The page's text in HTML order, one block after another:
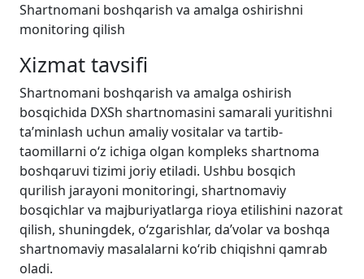
Shartnomani boshqarish va amalga oshirishni
monitoring qilish
Xizmat tavsifi
Shartnomani boshqarish va amalga oshirish
bosqichida DXSh shartnomasini samarali yuritishni
ta’minlash uchun amaliy vositalar va tartib-
taomillarni o‘z ichiga olgan kompleks shartnoma
boshqaruvi tizimi joriy etiladi. Ushbu bosqich
qurilish jarayoni monitoringi, shartnomaviy
bosqichlar va majburiyatlarga rioya etilishini nazorat
qilish, shuningdek, o‘zgarishlar, da’volar va boshqa
shartnomaviy masalalarni ko‘rib chiqishni qamrab
oladi.